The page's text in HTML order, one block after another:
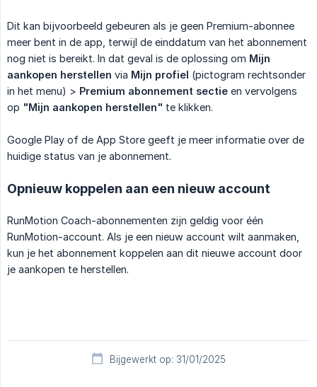
Dit kan bijvoorbeeld gebeuren als je geen Premium-abonnee
meer bent in de app, terwijl de einddatum van het abonnement
nog niet is bereikt. In dat geval is de oplossing om Mijn
aankopen herstellen via Mijn profiel (pictogram rechtsonder
in het menu) > Premium abonnement sectie en vervolgens
op "Mijn aankopen herstellen" te klikken.
Google Play of de App Store geeft je meer informatie over de
huidige status van je abonnement.
Opnieuw koppelen aan een nieuw account
RunMotion Coach-abonnementen zijn geldig voor één
RunMotion-account. Als je een nieuw account wilt aanmaken,
kun je het abonnement koppelen aan dit nieuwe account door
je aankopen te herstellen.
Bijgewerkt op: 31/01/2025